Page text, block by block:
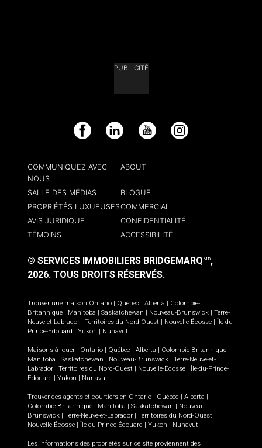
PUBLICITÉ
Facebook LinkedIn YouTube Instagram
COMMUNIQUEZ AVEC
NOUS
ABOUT
SALLE DES MÉDIAS
BLOGUE
PROPRIÉTÉS LUXUEUSESCOMMERCIAL
AVIS JURIDIQUE
CONFIDENTIALITÉ
TÉMOINS
ACCESSIBILITÉ
© SERVICES IMMOBILIERS BRIDGEMARQ MD,
2026. TOUS DROITS RÉSERVÉS.
Trouver une maison Ontario | Québec | Alberta | Colombie-
Britannique | Manitoba | Saskatchewan | Nouveau-Brunswick | Terre-
Neuve-et-Labrador | Territoires du Nord-Ouest | Nouvelle-Écosse | Île-du-
Prince-Édouard | Yukon | Nunavut.
Maisons à louer - Ontario | Québec | Alberta | Colombie-Britannique |
Manitoba | Saskatchewan | Nouveau-Brunswick | Terre-Neuve-et-
Labrador | Territoires du Nord-Ouest | Nouvelle-Écosse | Île-du-Prince-
Édouard | Yukon | Nunavut.
Trouver des agents et courtiers en Ontario | Québec | Alberta |
Colombie-Britannique | Manitoba | Saskatchewan | Nouveau-
Brunswick | Terre-Neuve-et-Labrador | Territoires du Nord-Ouest |
Nouvelle-Écosse | Île-du-Prince-Édouard | Yukon | Nunavut
Les informations des propriétés sur ce site proviennent des